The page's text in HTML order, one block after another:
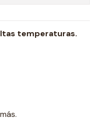
temperaturas.